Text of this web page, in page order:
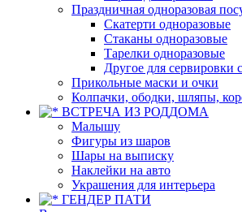
Праздничная одноразовая
Скатерти одноразовые
Стаканы одноразовые
Тарелки одноразовые
Другое для сервировки
Прикольные маски и очки
Колпачки, ободки, шляпы,
ВСТРЕЧА ИЗ РОДДОМА
Малышу
Фигуры из шаров
Шары на выписку
Наклейки на авто
Украшения для интерьера
ГЕНДЕР ПАТИ